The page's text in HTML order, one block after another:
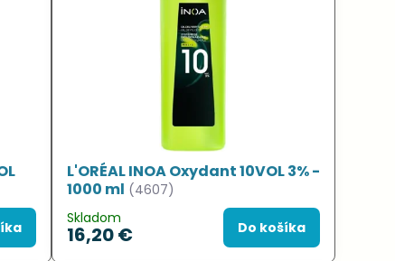
L'ORÉAL INOA Oxydant 10VOL 3% -
1000 ml (4607)
Skladom
16,20 € Do košíka